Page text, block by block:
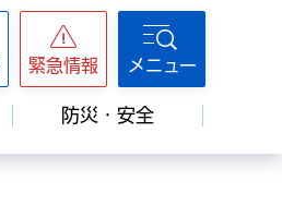
緊急情報 メニュー
防災・安全